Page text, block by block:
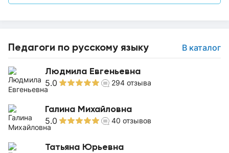
Педагоги по русскому языку В каталог
Людмила Евгеньевна
5.0 294 отзыва
Галина Михайловна
5.0 40 отзывов
Татьяна Юрьевна